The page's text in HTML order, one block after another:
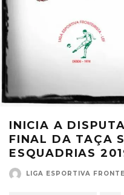
INICIA A
FINAL DA TAÇA
ESQUADRIAS
LIGA ESPORTIVA